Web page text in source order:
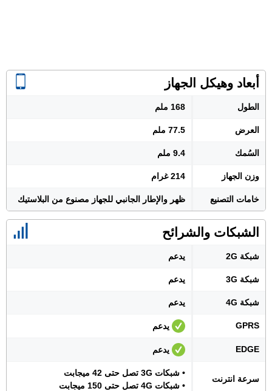
أبعاد وهيكل الجهاز
الطول 168 ملم
العرض 77.5 ملم
السُمك 9.4 ملم
وزن الجهاز 214 غرام
خامات التصنيع ظهر والإطار الجانبي للجهاز مصنوع من البلاستيك
الشبكات والشرائح
شبكة 2G يدعم
شبكة 3G يدعم
شبكة 4G يدعم
GPRS يدعم
EDGE يدعم
سرعة انترنت
• شبكات 3G تصل حتى 42 ميجابت
• شبكات 4G تصل حتى 150 ميجابت